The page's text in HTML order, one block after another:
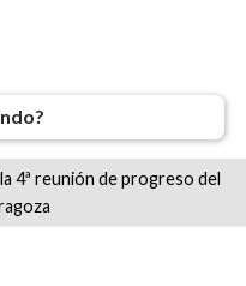
4ª reunión de progreso del